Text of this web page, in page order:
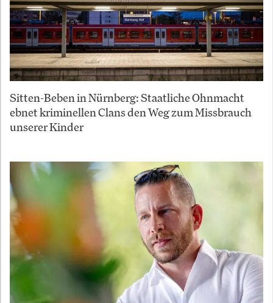
Sitten-Beben in Nürnberg: Staatliche Ohnmacht
ebnet kriminellen Clans den Weg zum Missbrauch
unserer Kinder